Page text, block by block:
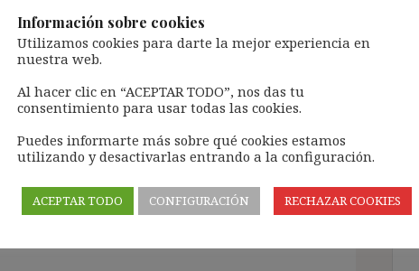
LA EXTINCIÓN DEL CONTRATO EN EL MARCO DE
LA PANDEMIA: REACCIONES JUDICIALES AL ART.
TRÁNSITO DE ERTE A ERE
viudedad y carencia de 500
cuota por gratificaciones
Información sobre cookies
Utilizamos cookies para darte la mejor experiencia en
nuestra web.
Al hacer clic en “ACEPTAR TODO”, nos das tu
consentimiento para usar todas las cookies.
Puedes informarte más sobre qué cookies estamos
utilizando y desactivarlas entrando a la configuración.
ACEPTAR TODO CONFIGURACIÓN RECHAZAR COOKIES